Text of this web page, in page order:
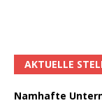
AKTUELLE
Namhafte